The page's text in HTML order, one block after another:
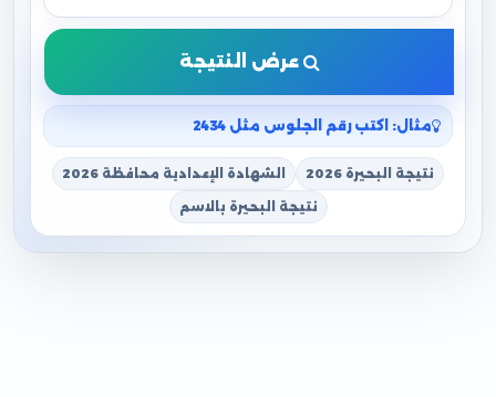
عرض النتيجة
مثال: اكتب رقم الجلوس مثل 2434
نتيجة البحيرة 2026 الشهادة الإعدادية محافظة 2026
نتيجة البحيرة بالاسم